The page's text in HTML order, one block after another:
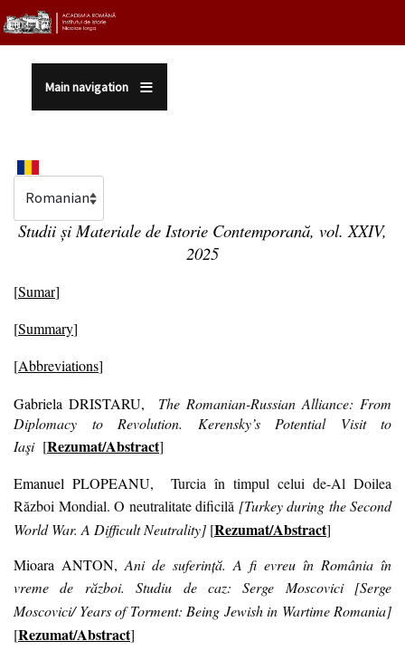
Sari la conținutul principal
Main navigation
Studii și Materiale de Istorie Contemporană, vol. XXIV,
2025
[Sumar]
[Summary]
[Abbreviations]
Gabriela DRISTARU,
The Romanian-Russian Alliance: From
Diplomacy to Revolution. Kerensky’s Potential Visit to
Iaşi [Rezumat/Abstract]
Emanuel PLOPEANU, Turcia în timpul celui de-Al Doilea
Război Mondial. O neutralitate dificilă [Turkey during the Second
World War. A Difficult Neutrality] [Rezumat/Abstract]
Mioara ANTON, Ani de suferință. A fi evreu în România în
vreme de război. Studiu de caz: Serge Moscovici [Serge
Moscovici/Years of Torment: Being Jewish in Wartime Romania]
[Rezumat/Abstract]